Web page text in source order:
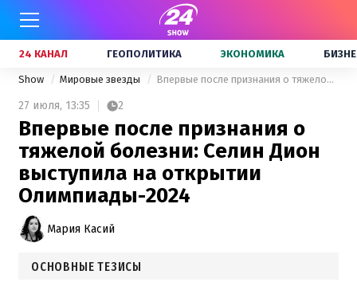
24 КАНАЛ ГЕОПОЛИТИКА ЭКОНОМИКА
Show Мировые звезды Впервые после признания о тяжелой болезни: Селин Дион выступила на открытии Олимпиады-2024
27 июля, 13:35 2
Впервые после признания о
тяжелой болезни: Селин Дион
выступила на открытии
Олимпиады-2024
Мария Касий
ОСНОВНЫЕ ТЕЗИСЫ